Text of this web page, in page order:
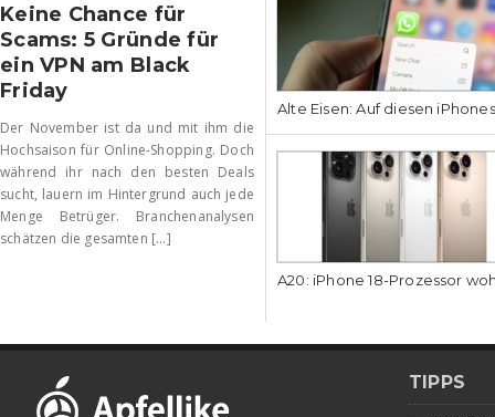
Keine Chance für
Scams: 5 Gründe für
ein VPN am Black
Friday
Der November ist da und mit ihm die
Hochsaison für Online-Shopping. Doch
während ihr nach den besten Deals
sucht, lauern im Hintergrund auch jede
Menge Betrüger. Branchenanalysen
schätzen die gesamten [...]
Alte Eisen: Auf diesen
A20: iPhone 18-Prozessor
TIPPS